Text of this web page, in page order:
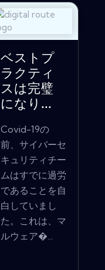
ベストプ
ラクティ
スは完璧
になり...
Covid-19の
前、サイバーセ
キュリティチー
ムはすでに過労
であることを自
白していまし
た。これは、マ
ルウェア�...